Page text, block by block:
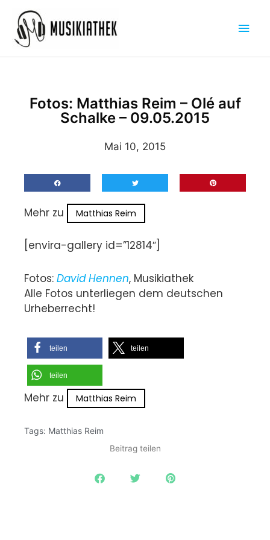
Inhalt
springen
Fotos: Matthias Reim – Olé auf
Schalke – 09.05.2015
Mai 10, 2015
Mehr zu Matthias Reim
[envira-gallery id=”12814″]
Fotos: David Hennen, Musikiathek
Alle Fotos unterliegen dem deutschen
Urheberrecht!
teilen teilen
teilen
Mehr zu Matthias Reim
Tags: Matthias Reim
Beitrag teilen